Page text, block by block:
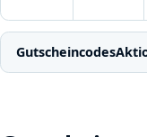
Gutscheincodes